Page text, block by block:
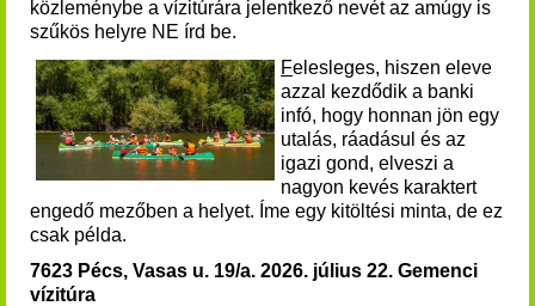
közleménybe a vízitúrára jelentkező nevét az amúgy is
szűkös helyre NE írd be.
Felesleges, hiszen eleve
azzal kezdődik a banki
infó, hogy honnan jön egy
utalás, ráadásul és az
igazi gond, elveszi a
nagyon kevés karaktert
engedő mezőben a helyet. Íme egy kitöltési minta, de ez
csak példa.
7623 Pécs, Vasas u. 19/a. 2026. július 22. Gemenci
vízitúra